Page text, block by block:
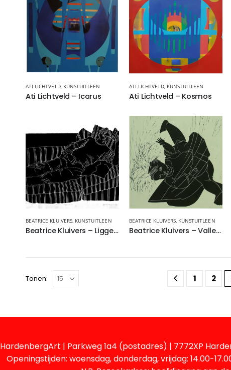
ATI LICHTVELD, KUNSTUITLEEN
Ati Lichtveld – Icarus
ATI LICHTVELD, KUNSTUITLEEN
Ati Lichtveld – Kosmos
BEATRICE KLUIVERS, KUNSTUITLEEN
Beatrice Kluivers – Liggende Figuur
BEATRICE KLUIVERS, KUNSTUITLEEN
Beatrice Kluivers – Vallende pop
Tonen: 1 2
HardenbergArt | Parkweg 1a4 (postadres) | 7772XP
Openingstijden: woensdag, donderdag, vrijdag: 14.00-